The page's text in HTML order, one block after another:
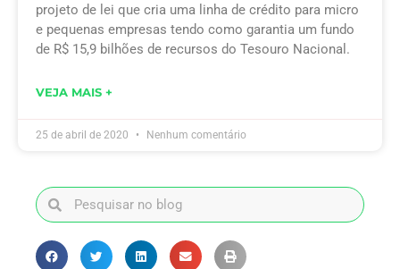
projeto de lei que cria uma linha de crédito para micro
e pequenas empresas tendo como garantia um fundo
de R$ 15,9 bilhões de recursos do Tesouro Nacional.
VEJA MAIS +
25 de abril de 2020 Nenhum comentário